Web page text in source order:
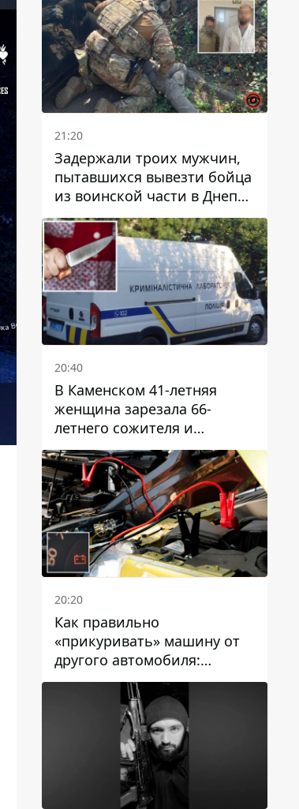
21:20
Задержали троих мужчин,
пытавшихся вывезти бойца
из воинской части в Днепр
за 7 тысяч долларов: среди
них был врач
20:40
В Каменском 41-летняя
женщина зарезала 66-
летнего сожителя и
пыталась обмануть
полицейских
20:20
Как правильно
«прикуривать» машину от
другого автомобиля:
инструкция для водителей